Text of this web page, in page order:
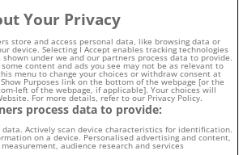
Sie aufbuwei.de
dieser Webseite sind offiziell in
und werden von derGemeinsamen
der Länderreguliert
Your Privacy
store and access personal data, like browsing data or
device. Selecting I Accept enables tracking technologies
under we and our partners process data to provide.
content and ads you see may not be as relevant to
menu to change your choices or withdraw consent at
Purposes link on the bottom of the webpage [or the
left of the webpage, if applicable]. Your choices will
For more details, refer to our Privacy Policy.
process data to provide:
data. Actively scan device characteristics for identification.
on a device. Personalised advertising and content,
audience research and services